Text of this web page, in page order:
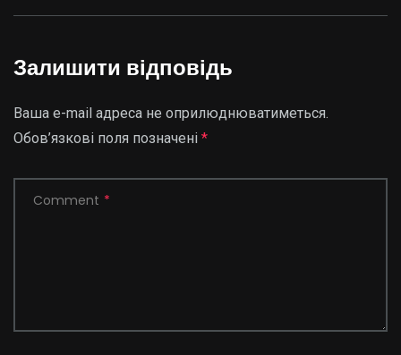
Залишити відповідь
Ваша e-mail адреса не оприлюднюватиметься.
Обов’язкові поля позначені *
Comment *